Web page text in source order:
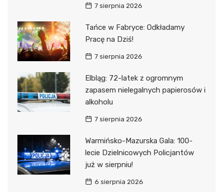
7 sierpnia 2026
Tańce w Fabryce: Odkładamy
Pracę na Dziś!
7 sierpnia 2026
Elbląg: 72-latek z ogromnym
zapasem nielegalnych papierosów i
alkoholu
7 sierpnia 2026
Warmińsko-Mazurska Gala: 100-
lecie Dzielnicowych Policjantów
już w sierpniu!
6 sierpnia 2026